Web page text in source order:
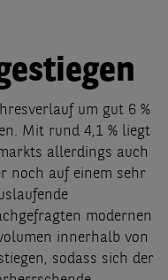
um gut 6 %
Mit rund 4,1 % liegt
allerdings auch
noch auf einem sehr
modernen
innerhalb von
sodass sich der